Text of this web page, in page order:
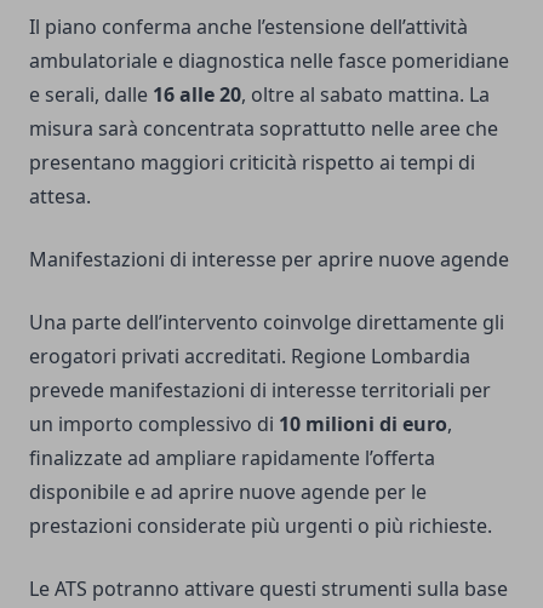
Il piano conferma anche l’estensione dell’attività
ambulatoriale e diagnostica nelle fasce pomeridiane
e serali, dalle 16 alle 20, oltre al sabato mattina. La
misura sarà concentrata soprattutto nelle aree che
presentano maggiori criticità rispetto ai tempi di
attesa.
Manifestazioni di interesse per aprire nuove agende
Una parte dell’intervento coinvolge direttamente gli
erogatori privati accreditati. Regione Lombardia
prevede manifestazioni di interesse territoriali per
un importo complessivo di 10 milioni di euro,
finalizzate ad ampliare rapidamente l’offerta
disponibile e ad aprire nuove agende per le
prestazioni considerate più urgenti o più richieste.
Le ATS potranno attivare questi strumenti sulla base